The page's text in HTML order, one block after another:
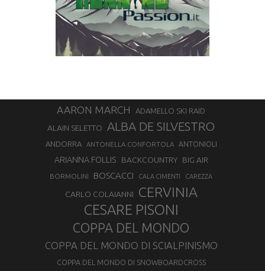
AARON MARCH ADAMELLO SKI RAID
ALAIN SELETTO ALBA DE SILVESTRO
ANDORRA ANTONELLA CONFORTOLA ANTONIOLI
ARIANNA FOLLIS BACKCOUNTRY BIG AIR
BORMOLINI BOSCACCI CALA CIMENTI CAREZZA
CARLO COLAIANNI CERVINIA
CESARE PISONI
COPPA DEL MONDO
COPPA DEL MONDO DI SCIALPINISMO
COPPA DEL MONDO DI SNOWBOARDCROSS